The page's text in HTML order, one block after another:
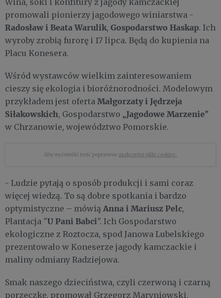
promowali pionierzy jagodowego winiarstwa -
Radosław i Beata Warulik, Gospodarstwo Haskap. Ich
wyroby zrobią furorę i 17 lipca. Będą do kupienia na
Placu Konesera.
Wśród wystawców wielkim zainteresowaniem
cieszy się ekologia i bioróżnorodności. Modelowym
przykładem jest oferta Małgorzaty i Jędrzeja
Siłakowskich, Gospodarstwo „Jagodowe Marzenie”
w Chrzanowie, województwo Pomorskie.
Aby wyświetlić treść poprawnie zaakceptuj pliki cookies.
- Ludzie pytają o sposób produkcji i sami coraz
więcej wiedzą. To są dobre spotkania i bardzo
optymistyczne – mówią Anna i Mariusz Pelc,
Plantacja "U Pani Babci". Ich Gospodarstwo
ekologiczne z Roztocza, spod Janowa Lubelskiego
prezentowało w Koneserze jagody kamczackie i
maliny odmiany Radziejowa.
Smak naszego dzieciństwa, czyli czerwoną i czarną
porzeczkę, promował Grzegorz Maryniowski,